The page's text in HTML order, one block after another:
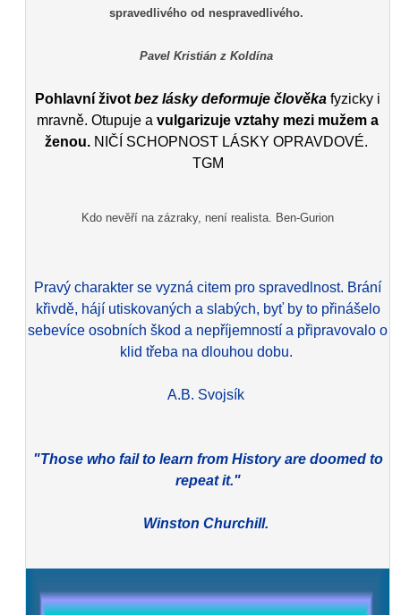
spravedlivého od nespravedlivého.
Pavel Kristián z Koldína
Pohlavní život bez lásky deformuje člověka fyzicky i
mravně. Otupuje avulgarizuje vztahy mezi mužem a
ženou. NIČÍ SCHOPNOST LÁSKY OPRAVDOVÉ.
TGM
Kdo nevěří na zázraky, není realista. Ben-Gurion
Pravý charakter se vyzná citem pro spravedlnost. Brání
křivdě, hájí utiskovaných a slabých, byť by to přinášelo
sebevíce osobních škod a nepříjemností a připravovalo o
klid třeba na dlouhou dobu.
A.B. Svojsík
"Those who fail to learn from History are doomed to
repeat it."
Winston Churchill.